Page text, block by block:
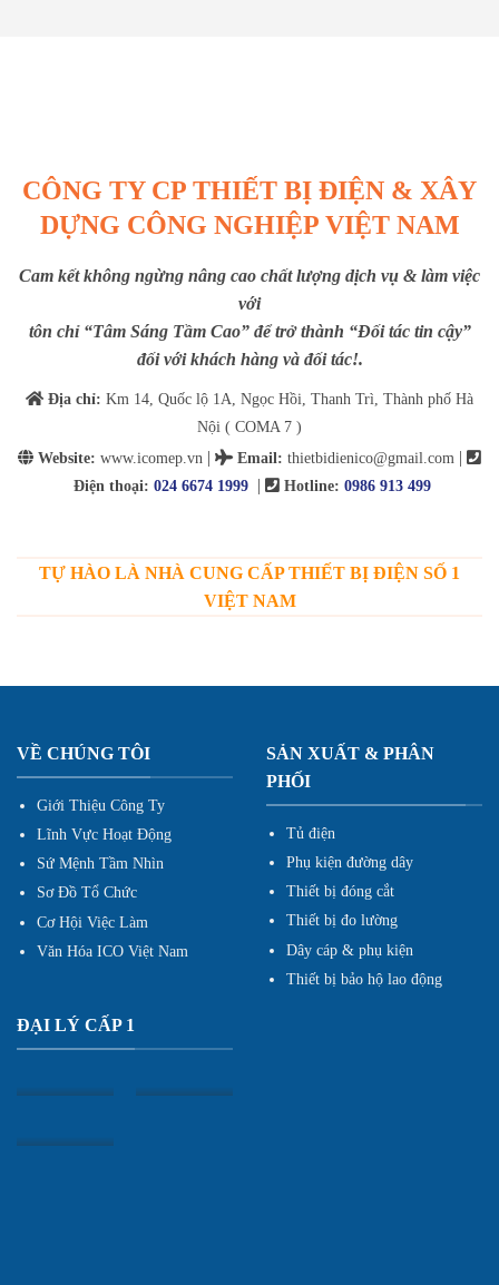
CÔNG TY CP THIẾT BỊ ĐIỆN & XÂY
DỰNG CÔNG NGHIỆP VIỆT NAM
Cam kết không ngừng nâng cao chất lượng dịch vụ & làm việc
với
tôn chỉ “Tâm Sáng Tầm Cao” để trở thành “Đối tác tin cậy”
đối với khách hàng và đối tác!.
Địa chỉ: Km 14, Quốc lộ 1A, Ngọc Hồi, Thanh Trì, Thành phố Hà
Nội ( COMA 7 )
Website: www.icomep.vn | Email: thietbidienico@gmail.com |
Điện thoại: 024 6674 1999 | Hotline: 0986 913 499
TỰ HÀO LÀ NHÀ CUNG CẤP THIẾT BỊ ĐIỆN SỐ 1
VIỆT NAM
VỀ CHÚNG TÔI
Giới Thiệu Công Ty
Lĩnh Vực Hoạt Động
Sứ Mệnh Tầm Nhìn
Sơ Đồ Tổ Chức
Cơ Hội Việc Làm
Văn Hóa ICO Việt Nam
SẢN XUẤT & PHÂN
PHỐI
Tủ điện
Phụ kiện đường dây
Thiết bị đóng cắt
Thiết bị đo lường
Dây cáp & phụ kiện
Thiết bị bảo hộ lao động
ĐẠI LÝ CẤP 1